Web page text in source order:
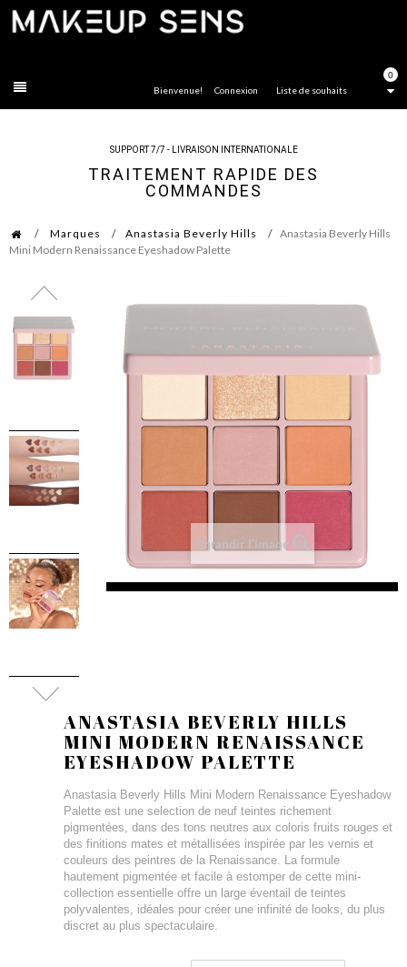
0
Liste de souhaits
Bienvenue! Connexion
SUPPORT 7/7 - LIVRAISON INTERNATIONALE
TRAITEMENT RAPIDE DES
COMMANDES
Marques Anastasia Beverly Hills
Anastasia Beverly Hills
Mini Modern Renaissance Eyeshadow Palette
Agrandir l'image
ANASTASIA BEVERLY HILLS
MINI MODERN RENAISSANCE
EYESHADOW PALETTE
Anastasia Beverly Hills Mini Modern Renaissance Eyeshadow
Palette est une selection de neuf teintes richement
pigmentées, dans des tons neutres aux coloris fruits rouges et
des finitions mates et métallisées inspirée par les vernis et
couleurs des peintres de la Renaissance. La formule
hautement pigmentée et facile à estomper de cette mini-
collection essentielle offre un large éventail de teintes
polyvalentes, idéales pour créer une infinité de looks, du plus
discret au plus spectaculaire.